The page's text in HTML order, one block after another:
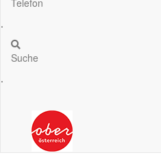
.
Suche
.